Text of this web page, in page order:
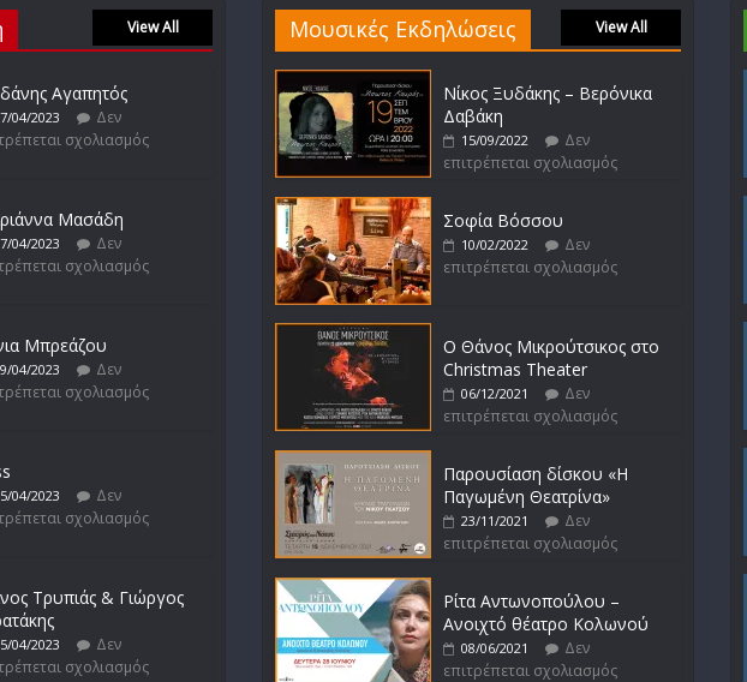
View All
Αγαπητός
04/2023
Δεν
σχολιασμός
Μασάδη
04/2023
Δεν
σχολιασμός
Μπρεάζου
04/2023
Δεν
σχολιασμός
04/2023
Δεν
σχολιασμός
Τρυπιάς & Γιώργος
04/2023
Δεν
σχολιασμός
Μουσικές Εκδηλώσεις View All
Νίκος Ξυδάκης – Βερόνικα
Δαβάκη
15/09/2022
Δεν
επιτρέπεται σχολιασμός
Σοφία Βόσσου
10/02/2022
Δεν
επιτρέπεται σχολιασμός
Ο Θάνος Μικρούτσικος στο
Christmas Theater
06/12/2021
Δεν
επιτρέπεται σχολιασμός
Παρουσίαση δίσκου «Η
Παγωμένη Θεατρίνα»
23/11/2021
Δεν
επιτρέπεται σχολιασμός
Ρίτα Αντωνοπούλου –
Ανοιχτό θέατρο Κολωνού
08/06/2021
Δεν
επιτρέπεται σχολιασμός